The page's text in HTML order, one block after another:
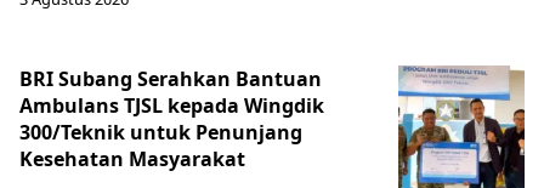
BRI Subang Serahkan Bantuan
Ambulans TJSL kepada Wingdik
300/Teknik untuk Penunjang
Kesehatan Masyarakat ​